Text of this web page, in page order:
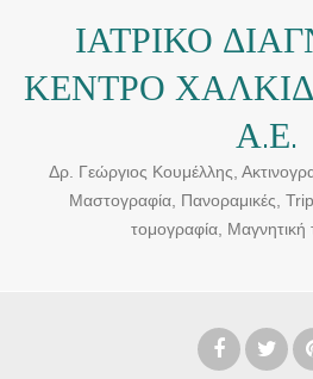
ΙΑΤΡΙΚΟ
ΚΕΝΤΡΟ
Α.Ε.
Δρ. Γεώργιος Κουμέλλης,
Μαστογραφία, Πανοραμικές,
τομογραφία, Μαγνητική